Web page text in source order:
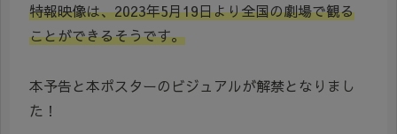
特報映像は、2023年5月19日より全国の劇場で観る
ことができるそうです。
本予告と本ポスターのビジュアルが解禁となりまし
た！